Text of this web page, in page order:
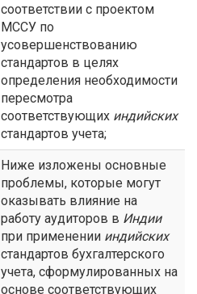
соответствии с проектом
МССУ по
усовершенствованию
стандартов в целях
определения необходимости
пересмотра
соответствующих индийских
стандартов учета;
Ниже изложены основные
проблемы, которые могут
оказывать влияние на
работу аудиторов в Индии
при применении индийских
стандартов бухгалтерского
учета, сформулированных на
основе соответствующих